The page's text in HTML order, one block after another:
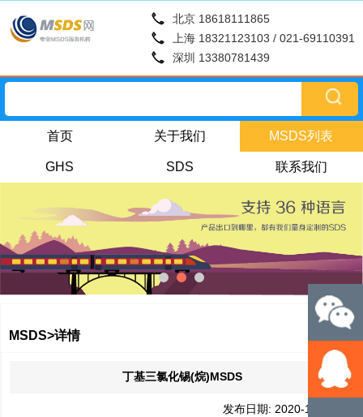
北京 18618111865
上海 18321123103 / 021-69110391
深圳 13380781439
首页 关于我们 MSDS列表
GHS SDS 联系我们
MSDS>详情
丁基三氯化锡(烷)MSDS
发布日期: 2020-12-10